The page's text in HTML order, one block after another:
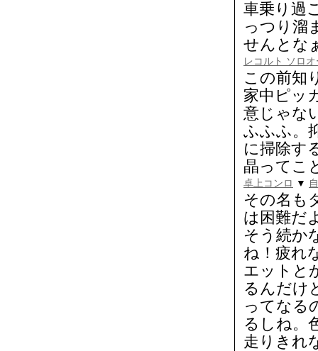
車乗り過
っつり溜
せんとな
レコルト ソロ
この前知
家中ピッ
意じゃな
ふふふ。
に掃除す
晶ってこ
卓上コンロ ▼
その名も
は困難だ
そう続か
ね！疲れ
エットと
るんだけ
ってなる
るしね。
走りきれ